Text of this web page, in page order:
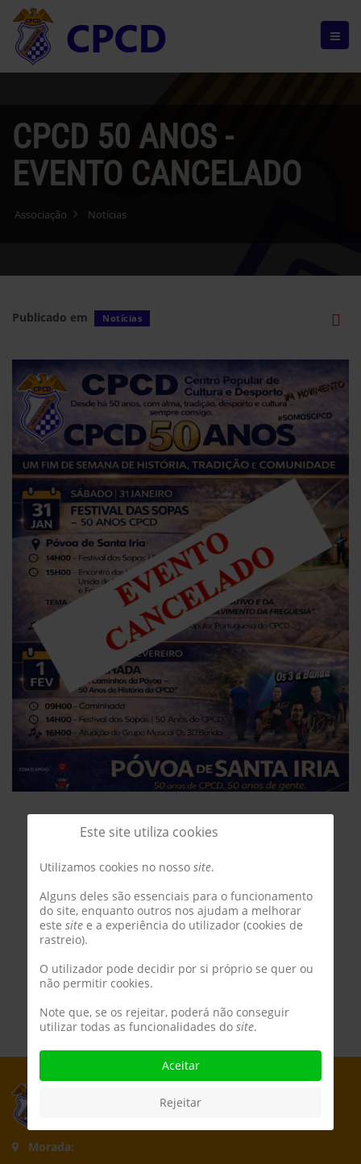
CPCD 50 ANOS -
EVENTO CANCELADO
Associação Notícias
Publicado em Notícias
Morada:
Este site utiliza cookies
Utilizamos cookies no nosso site.
Alguns deles são essenciais para o funcionamento
do site, enquanto outros nos ajudam a melhorar
este site e a experiência do utilizador (cookies de
rastreio).
O utilizador pode decidir por si próprio se quer ou
não permitir cookies.
Note que, se os rejeitar, poderá não conseguir
utilizar todas as funcionalidades do site.
Aceitar
Rejeitar